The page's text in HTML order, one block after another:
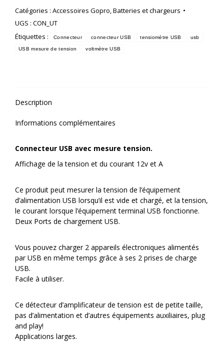
Catégories : Accessoires Gopro Batteries et chargeurs
UGS : CON_UT
Étiquettes :
Connecteur connecteur USB tensiomètre USB usb
USB mesure de tension voltmètre USB
Description
Informations complémentaires
Connecteur USB avec mesure tension.
Affichage de la tension et du courant 12v et A
Ce produit peut mesurer la tension de l’équipement
d’alimentation USB lorsqu’il est vide et chargé, et la tension,
le courant lorsque l’équipement terminal USB fonctionne.
Deux Ports de chargement USB.
Vous pouvez charger 2 appareils électroniques alimentés
par USB en même temps grâce à ses 2 prises de charge
USB.
Facile à utiliser.
Ce détecteur d’amplificateur de tension est de petite taille,
pas d’alimentation et d’autres équipements auxiliaires, plug
and play!
Applications larges.